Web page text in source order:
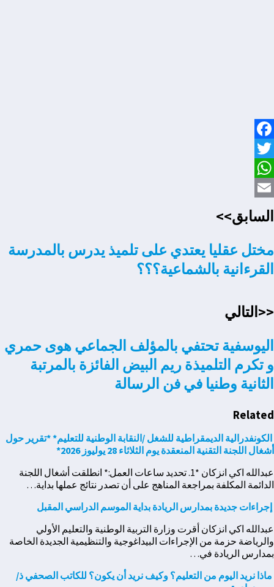
Facebook
Twitter
WhatsApp
Email
السابق>>
مختل عقليا يعتدي على تلميذ يدرس بالمدرسة
القرءانية بالشماعية؟؟؟
<<التالي
اليوسفية تحتفي بالمؤلف الجماعي هوى حمري
و تكرم التلميذة ريم البيض الفائزة بالمرتبة
الثانية وطنيا في فن الرسالة
Related
الكونفدرالية الديمقراطية للشغل /النقابة الوطنية للتعليم* *تقرير حول
أشغال اللجنة التقنية المنعقدة يوم الثلاثاء 28 يوليوز 2026*
عبدالله اكي انزكان *1. تحديد ساعات العمل:* انطلقت أشغال اللجنة
الدائمة المكلفة بمراجعة المناهج على أن تصدر نتائج عملها بداية…
إجراءات جديدة بمدارس الريادة بداية الموسم الدراسي المقبل
عبدالله اكي انزكان أقرت وزارة التربية الوطنية والتعليم الأولي
والرياضة حزمة من الإجراءات البيداغوجية والتنظيمية الجديدة الخاصة
بمدارس الريادة في…
ماذا نريد اليوم من التعليم؟ وكيف نريد أن يكون؟ للكاتب الصحفي ذ/